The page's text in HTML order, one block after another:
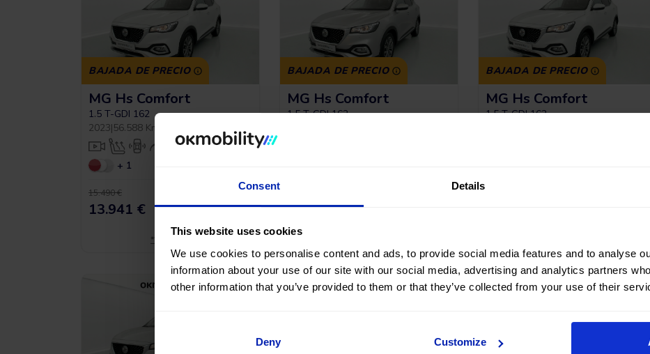
Consent Details
This website uses cookies
We use cookies to personalise content and ads, to provide social media features and to analyse
information about your use of our site with our social media, advertising and analytics partners
other information that you’ve provided to them or that they’ve collected from your use of their
Deny Customize
BAJADA DE PRECIO
MG Hs Comfort
1.5 T-GDI 162
2023|56.588 Km Manual
+ 1
15.490 €
13.941 €
Sin entrada, 120 meses,
desde
*Ver ejemplo TAE 11,53%
BAJADA DE PRECIO
MG Hs Comfort
1.5 T-GDI 162
13.941 €
BAJADA DE PRECIO
MG Hs Comfort
1.5 T-GDI 162